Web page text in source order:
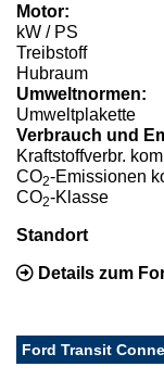
Motor:
kW / PS
Treibstoff
Hubraum
Umweltnormen:
Umweltplakette
Verbrauch und
Kraftstoffverbr.
CO2-Emissionen
CO2-Klasse
Standort
Details zum
Ford Transit